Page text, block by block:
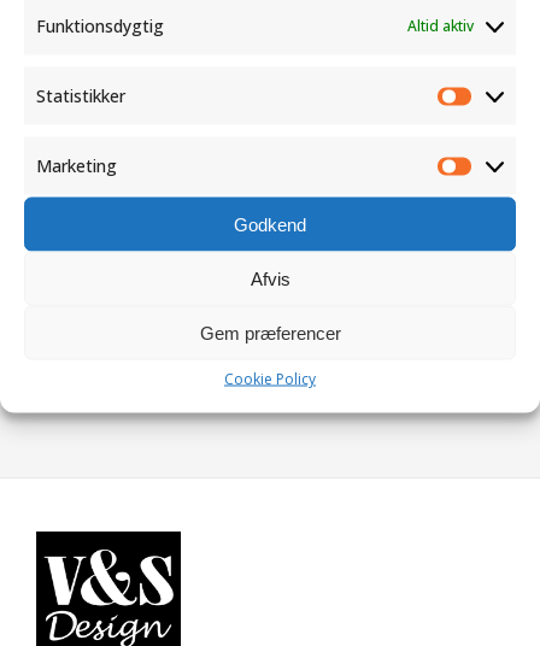
Funktionsdygtig Altid aktiv
Statistikker
Marketing
Godkend
Afvis
Gem præferencer
Cookie Policy
næste gang jeg kommenterer